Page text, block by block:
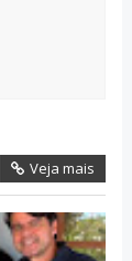
Veja mais